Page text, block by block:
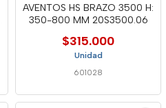
AVENTOS HS BRAZO 3500 H:
350-800 MM 20S3500.06
$315.000
Unidad
601028